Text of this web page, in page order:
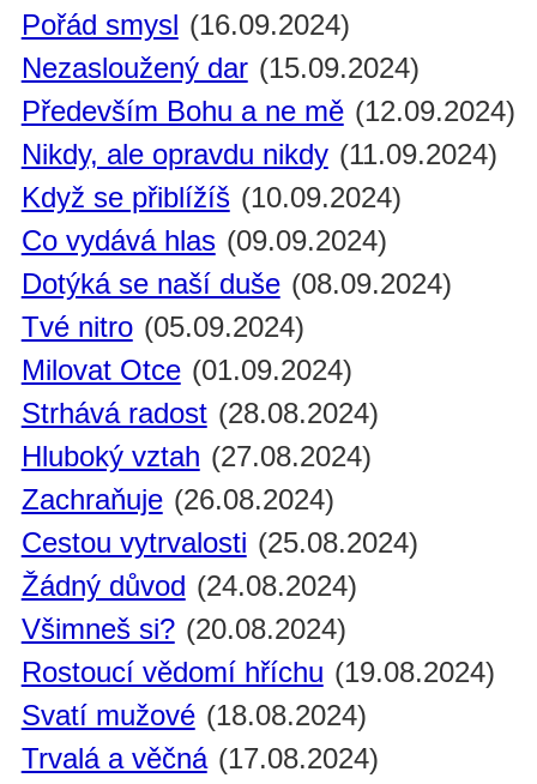
Pořád smysl (16.09.2024)
Nezasloužený dar (15.09.2024)
Především Bohu a ne mě (12.09.2024)
Nikdy, ale opravdu nikdy (11.09.2024)
Když se přiblížíš (10.09.2024)
Co vydává hlas (09.09.2024)
Dotýká se naší duše (08.09.2024)
Tvé nitro (05.09.2024)
Milovat Otce (01.09.2024)
Strhává radost (28.08.2024)
Hluboký vztah (27.08.2024)
Zachraňuje (26.08.2024)
Cestou vytrvalosti (25.08.2024)
Žádný důvod (24.08.2024)
Všimneš si? (20.08.2024)
Rostoucí vědomí hříchu (19.08.2024)
Svatí mužové (18.08.2024)
Trvalá a věčná (17.08.2024)